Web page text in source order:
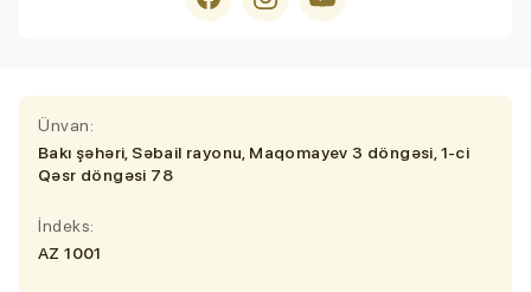
Ünvan:
Bakı şəhəri, Səbail rayonu, Maqomayev 3 döngəsi, 1-ci
Qəsr döngəsi 78
İndeks:
AZ 1001